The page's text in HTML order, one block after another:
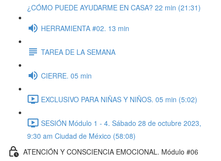
¿CÓMO PUEDE AYUDARME EN CASA? 22 min (21:31)
HERRAMIENTA #02. 13 min
TAREA DE LA SEMANA
CIERRE. 05 min
EXCLUSIVO PARA NIÑAS Y NIÑOS. 05 min (5:02)
SESIÓN Módulo 1 - 4. Sábado 28 de octubre 2023,
9:30 am Ciudad de México (58:08)
ATENCIÓN Y CONSCIENCIA EMOCIONAL. Módulo #06